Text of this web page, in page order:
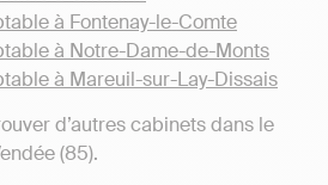
à Fontenay-le-Comte
à Notre-Dame-de-Monts
à Mareuil-sur-Lay-Dissais
d’autres cabinets dans le
(85).